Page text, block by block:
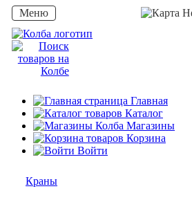
Меню
Главная
Каталог
Магазины
Корзина
Войти
Краны